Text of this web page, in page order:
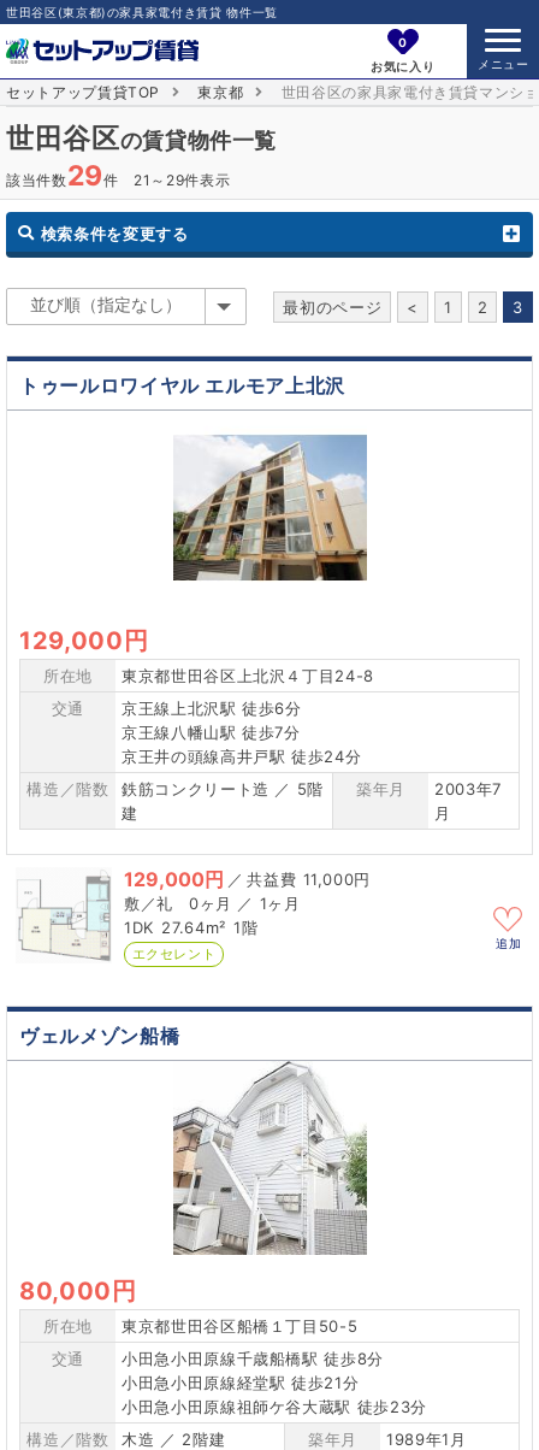
世田谷区(東京都)の家具家電付き賃貸 物件一覧
0
お気に入り
セットアップ賃貸TOP 東京都 世田谷区の家具家電付き賃貸マンシ
世田谷区の賃貸物件一覧
該当件数29件 21～29件表示
検索条件を変更する
最初のページ < 1 2 3
トゥールロワイヤル エルモア上北沢
129,000円
所在地
東京都世田谷区上北沢４丁目24-8
交通
京王線上北沢駅 徒歩6分
京王線八幡山駅 徒歩7分
京王井の頭線高井戸駅 徒歩24分
構造／階数
鉄筋コンクリート造 ／ 5階
建
築年月
2003年7
月
129,000円 ／
11,000円
0ヶ月 ／ 1ヶ月
1DK 27.64m² 1階
エクセレント
追加
ヴェルメゾン船橋
80,000円
所在地
東京都世田谷区船橋１丁目50-5
交通
小田急小田原線千歳船橋駅 徒歩8分
小田急小田原線経堂駅 徒歩21分
小田急小田原線祖師ケ谷大蔵駅 徒歩23分
構造／階数
木造 ／ 2階建 築年月 1989年1月